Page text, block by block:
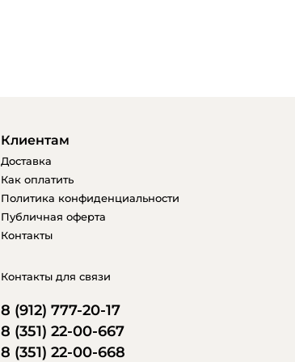
Клиентам
Доставка
Как оплатить
Политика конфиденциальности
Публичная оферта
Контакты
Контакты для связи
8 (912) 777-20-17
8 (351) 22-00-667
8 (351) 22-00-668